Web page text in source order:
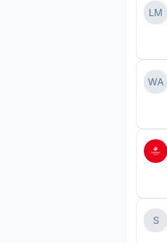
LM
WA
S